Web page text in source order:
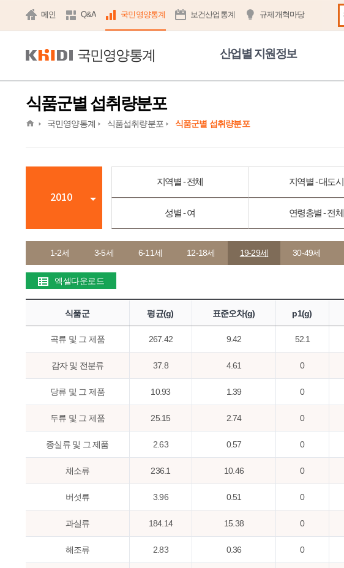
메인 Q&A 국민영양통계 보건산업통계 규제개혁마당
국민영양통계 산업별 지원정보
식품군별 섭취량분포
home국민영양통계 식품섭취량분포 식품군별 섭취량분포
2010
지역별 - 전체 지역별 - 대도시
성별 - 여 연령층별 - 전체
1-2세 3-5세 6-11세 12-18세 19-29세 30-49세
엑셀다운로드
식품군 평균(g) 표준오차(g) p1(g)
곡류 및 그 제품 267.42 9.42 52.1
감자 및 전분류 37.8 4.61 0
당류 및 그 제품 10.93 1.39 0
두류 및 그 제품 25.15 2.74 0
종실류 및 그 제품 2.63 0.57 0
채소류 236.1 10.46 0
버섯류 3.96 0.51 0
과실류 184.14 15.38 0
해조류 2.83 0.36 0